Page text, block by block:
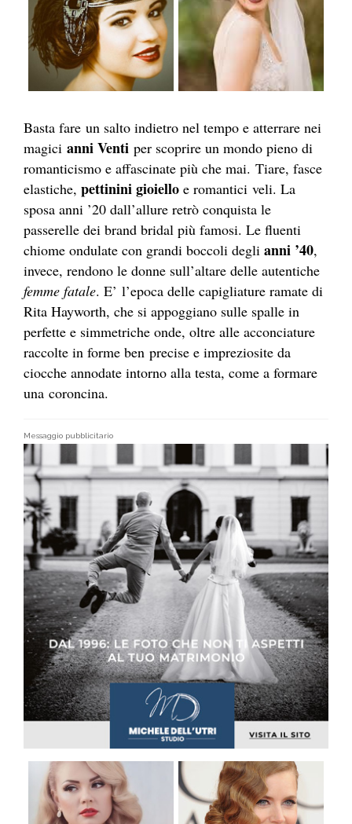
Basta fare un salto indietro nel tempo e atterrare nei
magici anni Venti per scoprire un mondo pieno di
romanticismo e affascinate più che mai. Tiare, fasce
elastiche, pettinini gioiello e romantici veli. La
sposa anni ’20 dall’allure retrò conquista le
passerelle dei brand bridal più famosi. Le fluenti
chiome ondulate con grandi boccoli degli anni ’40,
invece, rendono le donne sull’altare delle autentiche
femme fatale. E’ l’epoca delle capigliature ramate di
Rita Hayworth, che si appoggiano sulle spalle in
perfette e simmetriche onde, oltre alle acconciature
raccolte in forme ben precise e impreziosite da
ciocche annodate intorno alla testa, come a formare
una coroncina.
Messaggio pubblicitario